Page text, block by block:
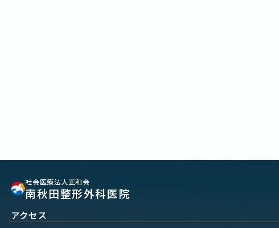
社会医療法人正和会
南秋田整形外科医院
アクセス